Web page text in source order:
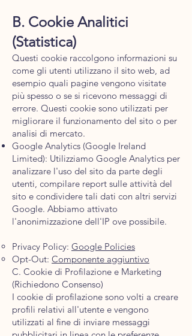
B. Cookie Analitici
(Statistica)
Questi cookie raccolgono informazioni su
come gli utenti utilizzano il sito web, ad
esempio quali pagine vengono visitate
più spesso o se si ricevono messaggi di
errore. Questi cookie sono utilizzati per
migliorare il funzionamento del sito o per
analisi di mercato.
Google Analytics (Google Ireland
Limited): Utilizziamo Google Analytics per
analizzare l'uso del sito da parte degli
utenti, compilare report sulle attività del
sito e condividere tali dati con altri servizi
Google. Abbiamo attivato
l'anonimizzazione dell'IP ove possibile.
Privacy Policy: Google Policies
Opt-Out: Componente aggiuntivo
C. Cookie di Profilazione e Marketing
(Richiedono Consenso)
I cookie di profilazione sono volti a creare
profili relativi all'utente e vengono
utilizzati al fine di inviare messaggi